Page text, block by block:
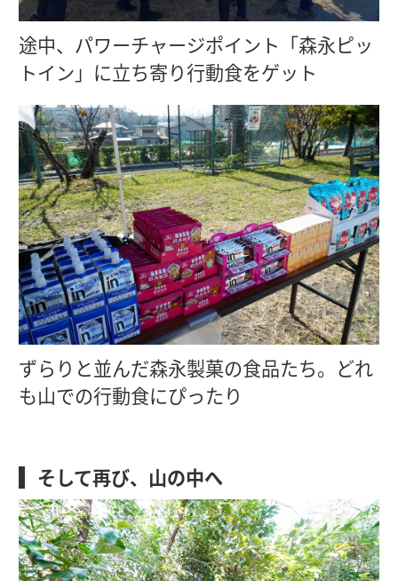
途中、パワーチャージポイント「森永ピッ
トイン」に立ち寄り行動食をゲット
ずらりと並んだ森永製菓の食品たち。どれ
も山での行動食にぴったり
そして再び、山の中へ